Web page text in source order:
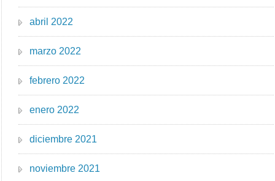
abril 2022
marzo 2022
febrero 2022
enero 2022
diciembre 2021
noviembre 2021